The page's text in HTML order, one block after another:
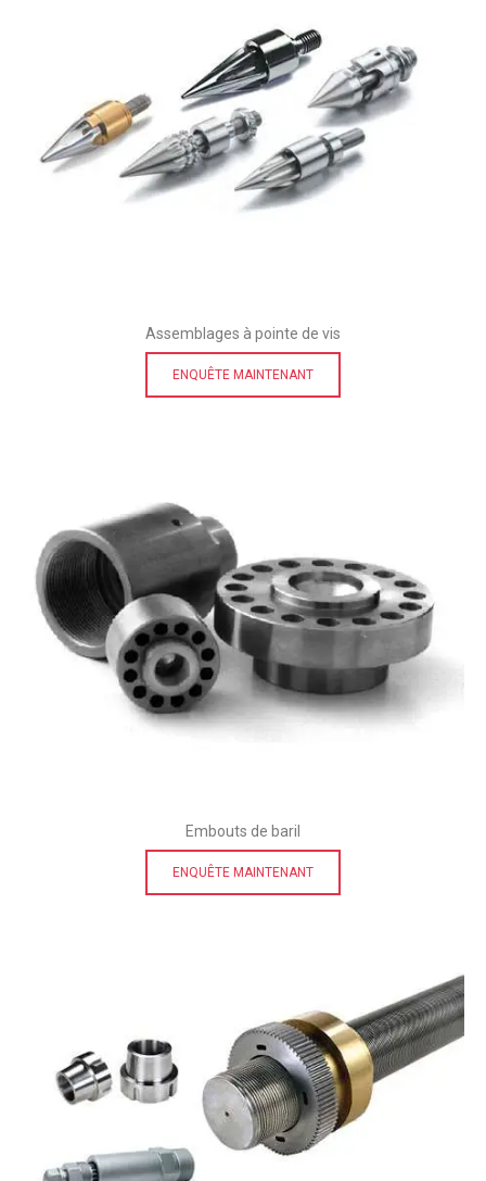
Assemblages à pointe de vis
ENQUÊTE MAINTENANT
Embouts de baril
ENQUÊTE MAINTENANT